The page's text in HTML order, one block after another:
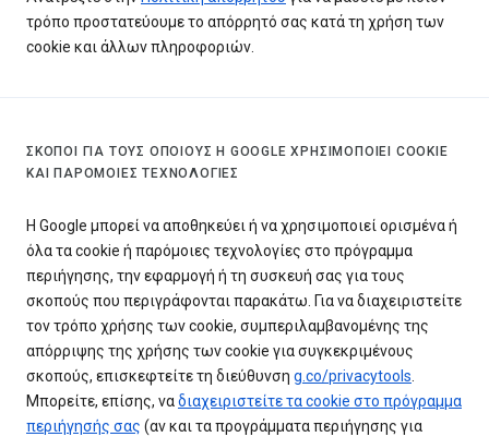
τρόπο προστατεύουμε το απόρρητό σας κατά τη χρήση των
cookie και άλλων πληροφοριών.
ΣΚΟΠΟΊ ΓΙΑ ΤΟΥΣ ΟΠΟΊΟΥΣ Η GOOGLE ΧΡΗΣΙΜΟΠΟΙΕΊ COOKIE
ΚΑΙ ΠΑΡΌΜΟΙΕΣ ΤΕΧΝΟΛΟΓΊΕΣ
Η Google μπορεί να αποθηκεύει ή να χρησιμοποιεί ορισμένα ή
όλα τα cookie ή παρόμοιες τεχνολογίες στο πρόγραμμα
περιήγησης, την εφαρμογή ή τη συσκευή σας για τους
σκοπούς που περιγράφονται παρακάτω. Για να διαχειριστείτε
τον τρόπο χρήσης των cookie, συμπεριλαμβανομένης της
απόρριψης της χρήσης των cookie για συγκεκριμένους
σκοπούς, επισκεφτείτε τη διεύθυνση g.co/privacytools.
Μπορείτε, επίσης, ναδιαχειριστείτε τα cookie στο πρόγραμμα
περιήγησής σας (αν και τα προγράμματα περιήγησης για